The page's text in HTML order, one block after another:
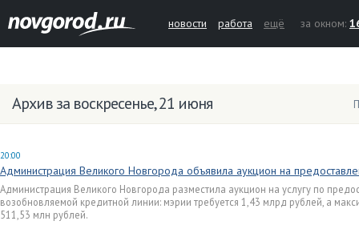
новости работа ещё за окном:
Архив за воскресенье, 21 июня
20:00
Администрация Великого Новгорода объявила аукцион на
Администрация Великого Новгорода разместила аукцион на услугу по
возобновляемой кредитной линии: мэрии требуется 1,43 млрд рублей, а
511,53 млн рублей.